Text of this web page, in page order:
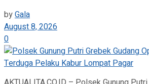
byGala
August 8, 2026
0